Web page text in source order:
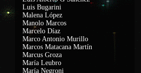
Luis Bugarini
Malena López
Manolo Marcos
Marcelo Díaz
Marco Antonio Murillo
Marcos Matacana Martín
Marcus Groza
María Leubro
María Negroni